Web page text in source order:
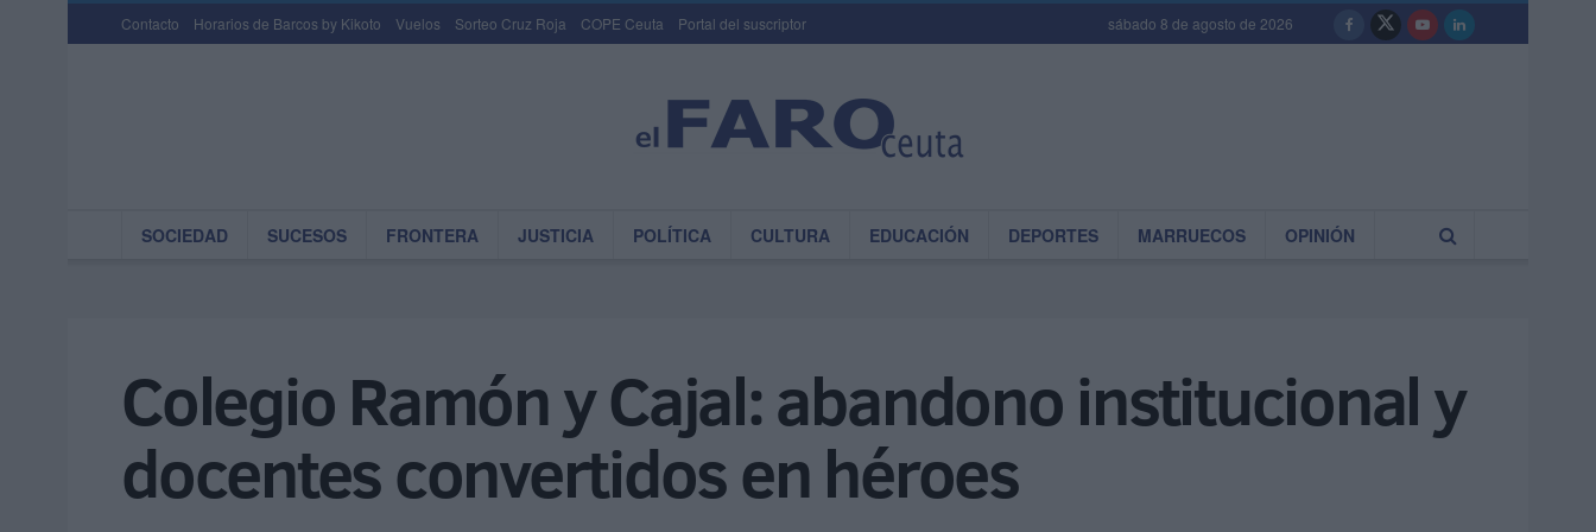
Contacto Horarios de Barcos by Kikoto Vuelos Sorteo Cruz Roja COPE Ceuta Portal del suscriptor sábado 8 de agosto de 2026
SOCIEDAD SUCESOS FRONTERA JUSTICIA POLÍTICA CULTURA EDUCACIÓN DEPORTES MARRUECOS OPINIÓN
Colegio Ramón y Cajal: abandono institucional y
docentes convertidos en héroes